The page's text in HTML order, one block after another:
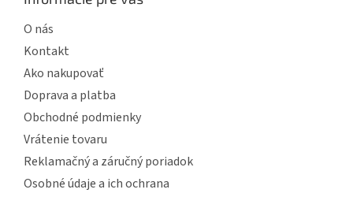
O nás
Kontakt
Ako nakupovať
Doprava a platba
Obchodné podmienky
Vrátenie tovaru
Reklamačný a záručný poriadok
Osobné údaje a ich ochrana